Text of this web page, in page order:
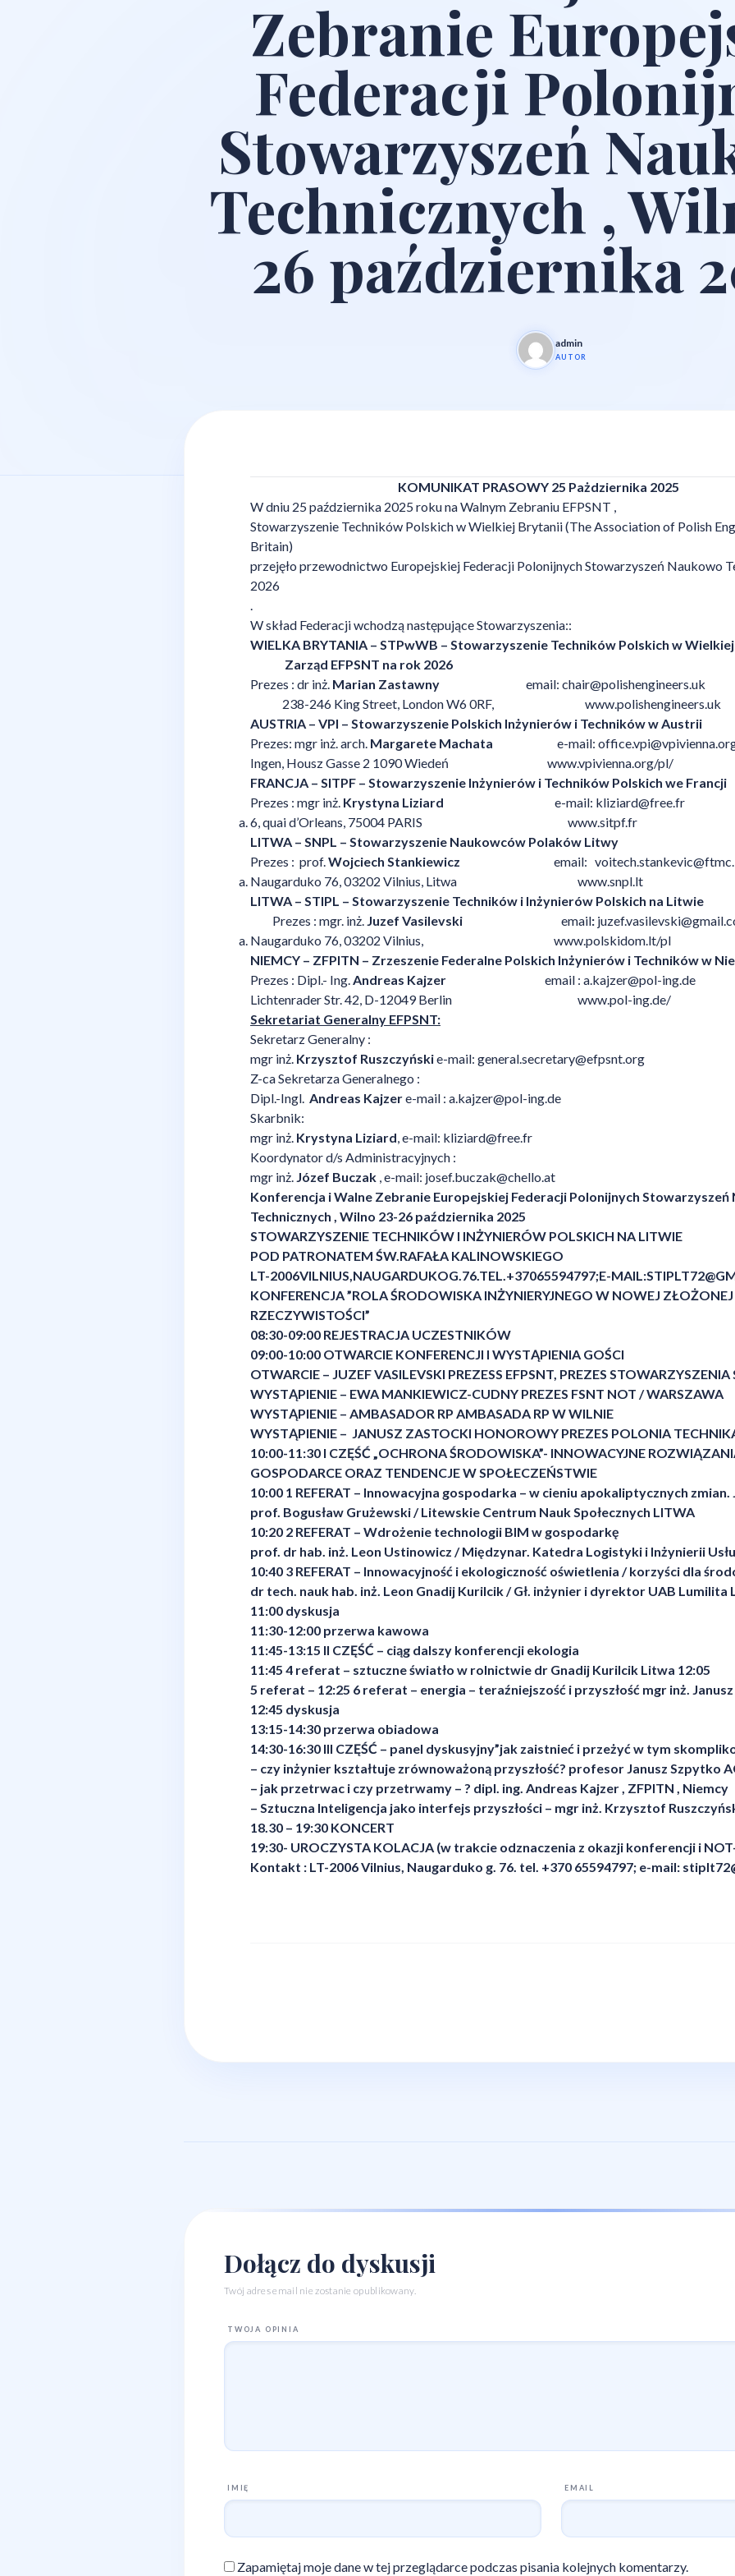
Zebranie
Federacji
Stowarzyszeń
Technicznych ,
26 października
admin
AUTOR
KOMUNIKAT PRASOWY 25 Pażdziernika 2025
W dniu 25 października 2025 roku na Walnym Zebraniu EFPSNT ,
Stowarzyszenie Techników Polskich w Wielkiej Brytanii (The Association of Polish
Britain)
przejęło przewodnictwo Europejskiej Federacji Polonijnych Stowarzyszeń Naukowo
2026
.
W skład Federacji wchodzą następujące Stowarzyszenia::
WIELKA BRYTANIA – STPwWB – Stowarzyszenie Techników Polskich w
Zarząd EFPSNT na rok 2026
Prezes : dr inż. Marian Zastawny email: chair@polishengineers.uk
238-246 King Street, London W6 0RF, www.polishengineers.uk
AUSTRIA – VPI – Stowarzyszenie Polskich Inżynierów i Techników w Austrii
Prezes: mgr inż. arch. Margarete Machata e-mail:
Ingen, Housz Gasse 2 1090 Wiedeń www.vpivienna.org/pl/
FRANCJA – SITPF – Stowarzyszenie Inżynierów i Techników Polskich we Francji
Prezes : mgr inż. Krystyna Liziard e-mail: kliziard@free.fr
6, quai d’Orleans, 75004 PARIS www.sitpf.fr
LITWA – SNPL – Stowarzyszenie Naukowców Polaków Litwy
Prezes : prof.Wojciech Stankiewicz email:
Naugarduko 76, 03202 Vilnius, Litwa www.snpl.lt
LITWA – STIPL – Stowarzyszenie Techników i Inżynierów Polskich na Litwie
Prezes : mgr. inż. Juzef Vasilevski email:
Naugarduko 76, 03202 Vilnius, www.polskidom.lt/pl
NIEMCY – ZFPITN – Zrzeszenie Federalne Polskich Inżynierów i Techników w
Prezes : Dipl.- Ing.Andreas Kajzer email : a.kajzer@pol-ing.de
Lichtenrader Str. 42, D-12049 Berlin www.pol-ing.de/
Sekretariat Generalny EFPSNT:
Sekretarz Generalny :
mgr inż. Krzysztof Ruszczyńskie-mail: general.secretary@efpsnt.org
Z-ca Sekretarza Generalnego :
Dipl.-Ingl. Andreas Kajzere-mail : a.kajzer@pol-ing.de
Skarbnik:
mgr inż. Krystyna Liziard, e-mail: kliziard@free.fr
Koordynator d/s Administracyjnych :
mgr inż. Józef Buczak , e-mail: josef.buczak@chello.at
Konferencja i Walne Zebranie Europejskiej Federacji Polonijnych Stowarzyszeń
Technicznych , Wilno 23-26 października 2025
STOWARZYSZENIE TECHNIKÓW I INŻYNIERÓW POLSKICH NA LITWIE
POD PATRONATEM ŚW.RAFAŁA KALINOWSKIEGO
LT-2006VILNIUS,NAUGARDUKOG.76.TEL.+37065594797;E-MAIL:
KONFERENCJA ”ROLA ŚRODOWISKA INŻYNIERYJNEGO W NOWEJ ZŁOŻONEJ
RZECZYWISTOŚCI”
08:30-09:00 REJESTRACJA UCZESTNIKÓW
09:00-10:00 OTWARCIE KONFERENCJI I WYSTĄPIENIA GOŚCI
OTWARCIE – JUZEF VASILEVSKI PREZESS EFPSNT, PREZES
WYSTĄPIENIE – EWA MANKIEWICZ-CUDNY PREZES FSNT NOT / WARSZAWA
WYSTĄPIENIE – AMBASADOR RP AMBASADA RP W WILNIE
WYSTĄPIENIE – JANUSZ ZASTOCKI HONOROWY PREZES POLONIA
10:00-11:30 I CZĘŚĆ „OCHRONA ŚRODOWISKA”- INNOWACYJNE
GOSPODARCE ORAZ TENDENCJE W SPOŁECZEŃSTWIE
10:00 1 REFERAT – Innowacyjna gospodarka – w cieniu apokaliptycznych zmian.
prof. Bogusław Grużewski / Litewskie Centrum Nauk Społecznych LITWA
10:20 2 REFERAT – Wdrożenie technologii BIM w gospodarkę
prof. dr hab. inż. Leon Ustinowicz / Międzynar. Katedra Logistyki i Inżynierii
10:40 3 REFERAT – Innowacyjność i ekologiczność oświetlenia / korzyści dla
dr tech. nauk hab. inż. Leon Gnadij Kurilcik / Gł. inżynier i dyrektor UAB Lumilita
11:00 dyskusja
11:30-12:00 przerwa kawowa
11:45-13:15 II CZĘŚĆ – ciąg dalszy konferencji ekologia
11:45 4 referat – sztuczne światło w rolnictwie dr Gnadij Kurilcik Litwa 12:05
5 referat – 12:25 6 referat – energia – teraźniejszość i przyszłość mgr inż.
12:45 dyskusja
13:15-14:30 przerwa obiadowa
14:30-16:30 III CZĘŚĆ – panel dyskusyjny”jak zaistnieć i przeżyć w tym
– czy inżynier kształtuje zrównoważoną przyszłość? profesor Janusz Szpytko
– jak przetrwac i czy przetrwamy – ? dipl. ing. Andreas Kajzer , ZFPITN , Niemcy
– Sztuczna Inteligencja jako interfejs przyszłości – mgr inż. Krzysztof
18.30 – 19:30 KONCERT
19:30- UROCZYSTA KOLACJA (w trakcie odznaczenia z okazji konferencji i
Kontakt : LT-2006 Vilnius, Naugarduko g. 76. tel. +370 65594797; e-mail:
Dołącz do dyskusji
Twój adres email nie zostanie opublikowany.
TWOJA OPINIA
IMIĘ EMAIL
Zapamiętaj moje dane w tej przeglądarce podczas pisania kolejnych komentarzy.